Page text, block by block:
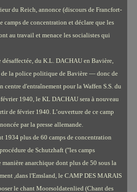
du Reich, annonce (discours de Francfort-
camps de concentration et déclare que les
au travail et menace les socialistes qui
désaffectée, du K.L. DACHAU en Bavière,
de la police politique de Bavière — donc de
centre d'entraînement pour la Waffen S.S. du
1940, le KL DACHAU sera à nouveau
de février 1940. L’ouverture de ce camp
par la presse allemande.
1934 plus de 60 camps de concentration
de Schutzhaft ("les camps
manière anarchique dont plus de 50 sous la
,dans l'Emsland, le CAMP DES MARAIS
le chant Moorsoldatenlied (Chant des